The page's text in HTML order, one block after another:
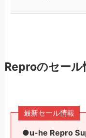
Reproのセール
最新セール情報
●u-he Repro